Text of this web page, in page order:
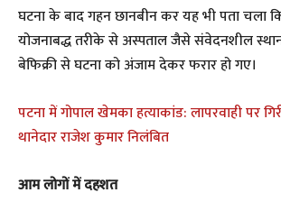
घटना के बाद गहन छानबीन कर यह भी पता चला
योजनाबद्ध तरीके से अस्पताल जैसे संवेदनशील
बेफिक्री से घटना को अंजाम देकर फरार हो गए।
पटना में गोपाल खेमका हत्याकांड: लापरवाही पर
थानेदार राजेश कुमार निलंबित
आम लोगों में दहशत